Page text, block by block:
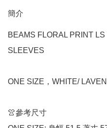
簡介
BEAMS FLORAL PRINT
SLEEVES
ONE SIZE，WHITE/
👚參考尺寸